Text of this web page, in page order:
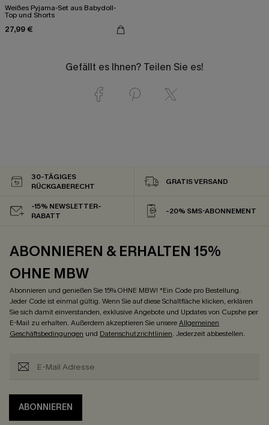
Weißes Pyjama-Set aus Babydoll-
Top und Shorts
27,99 €
Gefällt es Ihnen? Teilen Sie es!
30-TÄGIGES
RÜCKGABERECHT
GRATIS VERSAND
-15% NEWSLETTER-
RABATT
-20% SMS-ABONNEMENT
ABONNIEREN & ERHALTEN 15%
OHNE MBW
Abonnieren und genießen Sie 15% OHNE MBW! *Ein Code pro Bestellung.
Jeder Code ist einmal gültig. Wenn Sie auf diese Schaltfläche klicken, erklären
Sie sich damit einverstanden, exklusive Angebote und Updates von Cupshe per
E-Mail zu erhalten. Außerdem akzeptieren Sie unsereAllgemeinen
Geschäftsbedingungen und Datenschutzrichtlinien. Jederzeit abbestellen.
ABONNIEREN